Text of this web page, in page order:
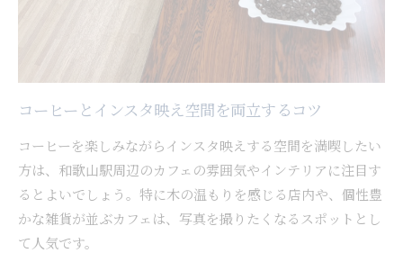
コーヒーとインスタ映え空間を両立するコツ
コーヒーを楽しみながらインスタ映えする空間を満喫したい
方は、和歌山駅周辺のカフェの雰囲気やインテリアに注目す
るとよいでしょう。特に木の温もりを感じる店内や、個性豊
かな雑貨が並ぶカフェは、写真を撮りたくなるスポットとし
て人気です。